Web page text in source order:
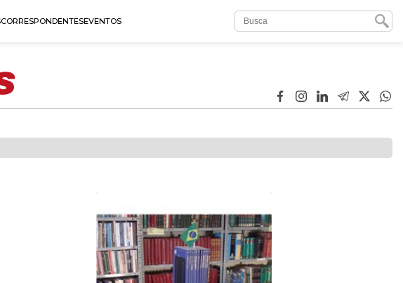
CORRESPONDENTESEVENTOS